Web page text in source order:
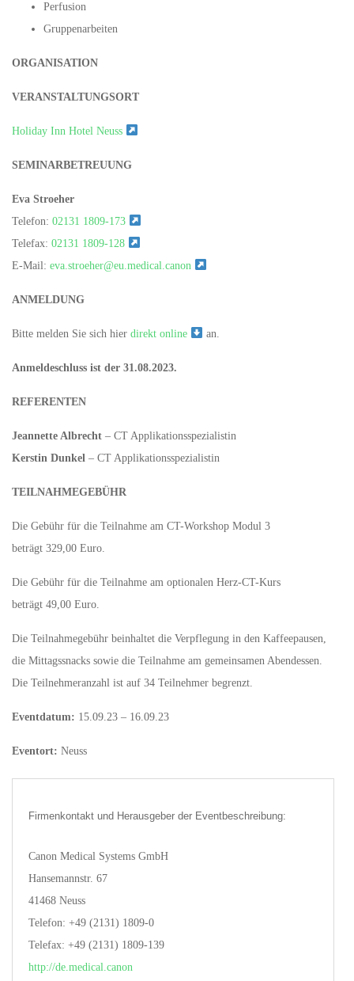
Perfusion
Gruppenarbeiten
ORGANISATION
VERANSTALTUNGSORT
Holiday Inn Hotel Neuss
SEMINARBETREUUNG
Eva Stroeher
Telefon: 02131 1809-173
Telefax: 02131 1809-128
E-Mail: eva.stroeher@eu.medical.canon
ANMELDUNG
Bitte melden Sie sich hier direkt online an.
Anmeldeschluss ist der 31.08.2023.
REFERENTEN
Jeannette Albrecht – CT Applikationsspezialistin
Kerstin Dunkel – CT Applikationsspezialistin
TEILNAHMEGEBÜHR
Die Gebühr für die Teilnahme am CT-Workshop Modul 3
beträgt 329,00 Euro.
Die Gebühr für die Teilnahme am optionalen Herz-CT-Kurs
beträgt 49,00 Euro.
Die Teilnahmegebühr beinhaltet die Verpflegung in den Kaffeepausen,
die Mittagssnacks sowie die Teilnahme am gemeinsamen Abendessen.
Die Teilnehmeranzahl ist auf 34 Teilnehmer begrenzt.
Eventdatum: 15.09.23 – 16.09.23
Eventort: Neuss
Firmenkontakt und Herausgeber der Eventbeschreibung:
Canon Medical Systems GmbH
Hansemannstr. 67
41468 Neuss
Telefon: +49 (2131) 1809-0
Telefax: +49 (2131) 1809-139
http://de.medical.canon